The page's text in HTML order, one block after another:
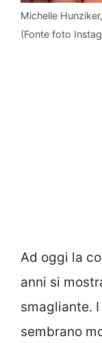
Michelle
(Fonte foto
Ad oggi la
anni si
smagliante.
sembrano